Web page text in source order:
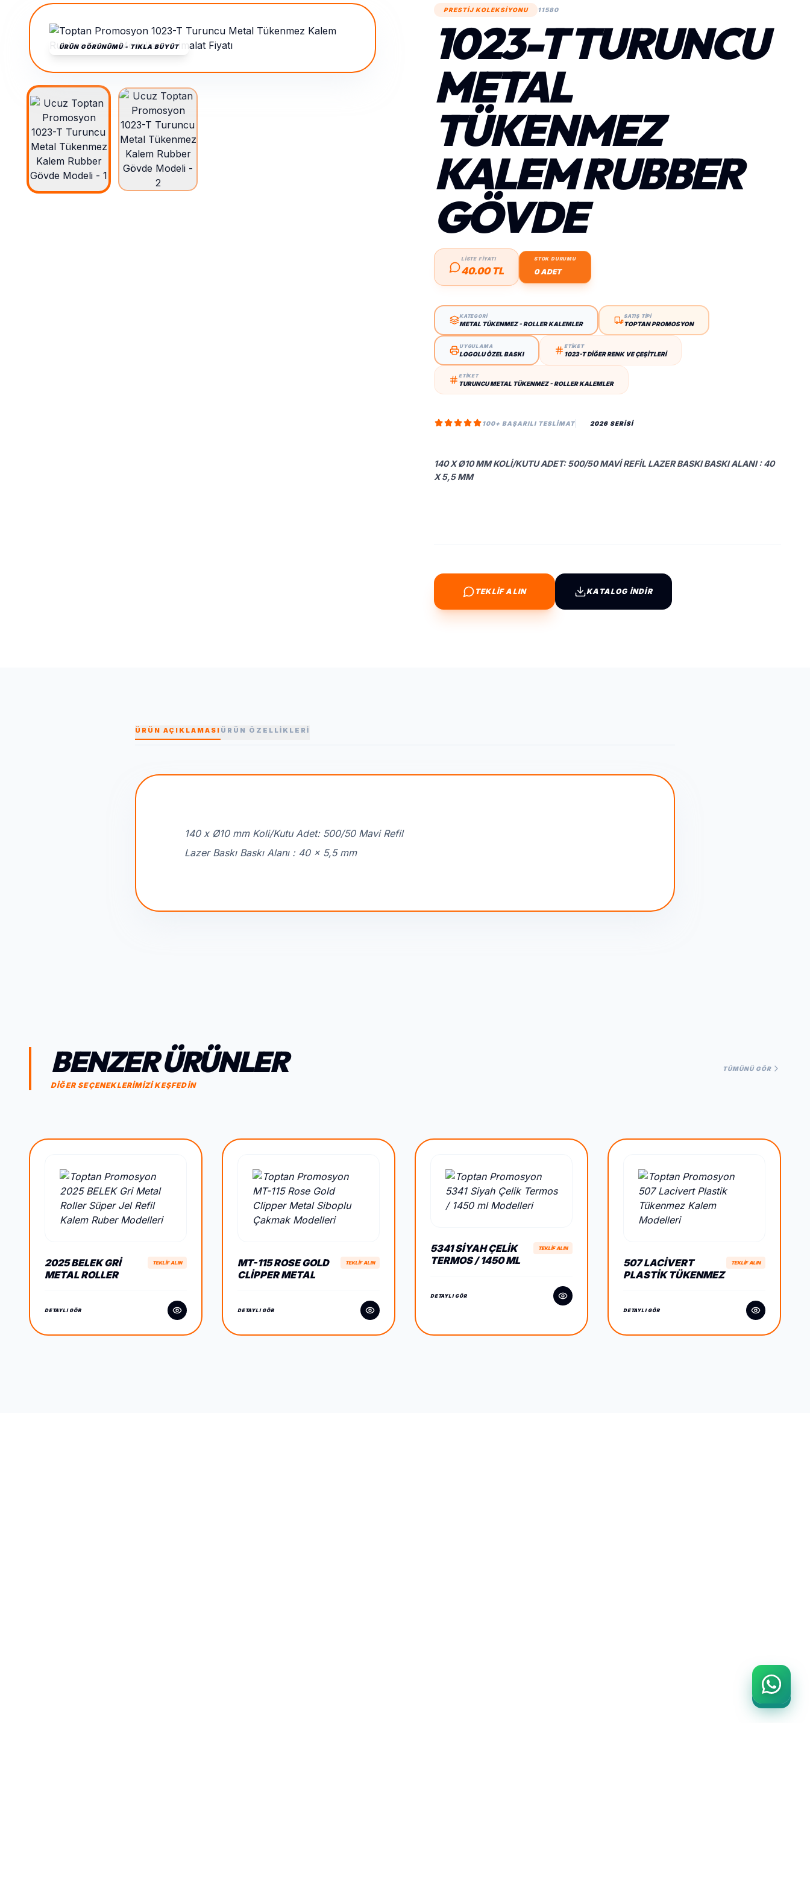
ÜRÜN GÖRÜNÜMÜ - TIKLA BÜYÜT
PRESTİJ KOLEKSİYONU 11580
1023-T TURUNCU
METAL
TÜKENMEZ
KALEM RUBBER
GÖVDE
LİSTE FİYATI
40.00 TL
STOK DURUMU
0 ADET
KATEGORİ
METAL TÜKENMEZ - ROLLER KALEMLER
SATIŞ TİPİ
TOPTAN PROMOSYON
UYGULAMA
LOGOLU ÖZEL BASKI
ETİKET
1023-T DIĞER RENK VE ÇEŞITLERI
ETİKET
TURUNCU METAL TÜKENMEZ - ROLLER KALEMLER
100+ BAŞARILI TESLIMAT 2026 SERİSİ
140 X Ø10 MM KOLI/KUTU ADET: 500/50 MAVI REFIL LAZER BASKI BASKI ALANI : 40
X 5,5 MM
TEKLİF ALIN KATALOG İNDİR
ÜRÜN AÇIKLAMASI ÜRÜN ÖZELLİKLERİ
140 x Ø10 mm Koli/Kutu Adet: 500/50 Mavi Refil
Lazer Baskı Baskı Alanı : 40 x 5,5 mm
BENZER ÜRÜNLER
DİĞER SEÇENEKLERİMİZİ KEŞFEDİN
TÜMÜNÜ GÖR
2025 BELEK GRI
METAL ROLLER
TEKLİF ALIN
DETAYLI GÖR
MT-115 ROSE GOLD
CLIPPER METAL
TEKLİF ALIN
DETAYLI GÖR
5341 SIYAH ÇELIK
TERMOS / 1450 ML
TEKLİF ALIN
DETAYLI GÖR
507 LACIVERT
PLASTIK TÜKENMEZ
TEKLİF ALIN
DETAYLI GÖR